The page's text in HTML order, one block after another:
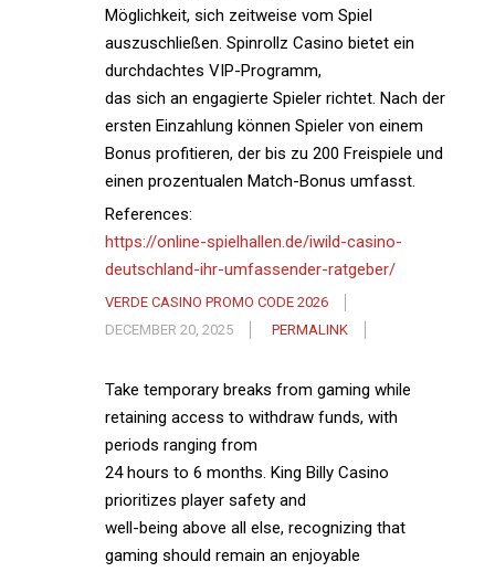
Möglichkeit, sich zeitweise vom Spiel
auszuschließen. Spinrollz Casino bietet ein
durchdachtes VIP-Programm,
das sich an engagierte Spieler richtet. Nach der
ersten Einzahlung können Spieler von einem
Bonus profitieren, der bis zu 200 Freispiele und
einen prozentualen Match-Bonus umfasst.
References:
https://online-spielhallen.de/iwild-casino-
deutschland-ihr-umfassender-ratgeber/
VERDE CASINO PROMO CODE 2026
DECEMBER 20, 2025
PERMALINK
Take temporary breaks from gaming while
retaining access to withdraw funds, with
periods ranging from
24 hours to 6 months. King Billy Casino
prioritizes player safety and
well-being above all else, recognizing that
gaming should remain an enjoyable